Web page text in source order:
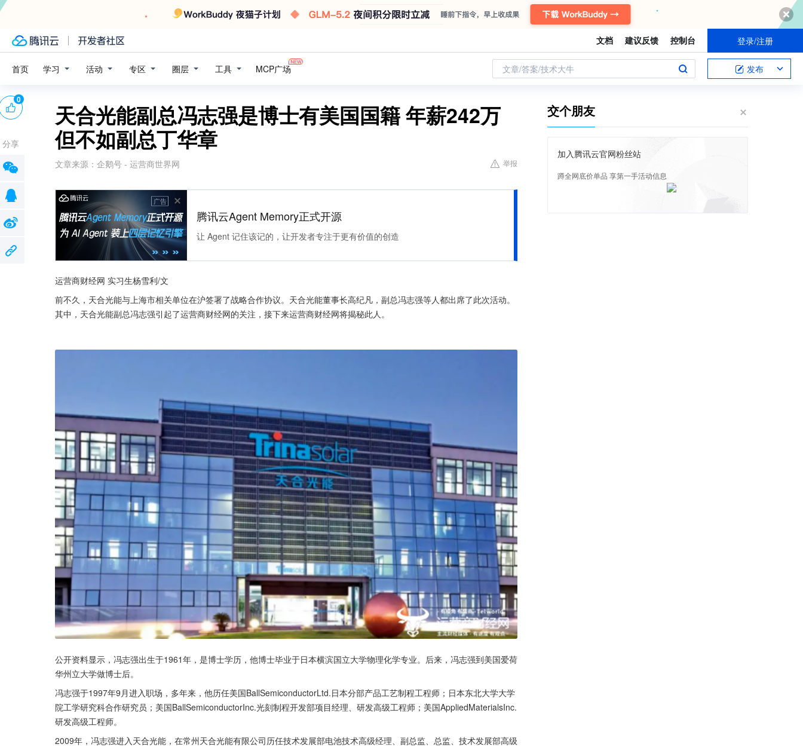
文档 建议反馈 控制台 登录/注册
首页 学习 活动 专区 圈层 工具 MCP广场 文章/答案/技术大牛 发布
天合光能副总冯志强是博士有美国国籍 年薪242万
但不如副总丁华章
文章来源： 企鹅号 - 运营商世界网 举报
广告
腾讯云Agent Memory正式开源
让 Agent 记住该记的，让开发者专注于更有价值的创造
运营商财经网 实习生杨雪利/文
前不久，天合光能与上海市相关单位在沪签署了战略合作协议。天合光能董事长高纪凡，副总冯志强等人都出席了此次活动。
其中，天合光能副总冯志强引起了运营商财经网的关注，接下来运营商财经网将揭秘此人。
公开资料显示，冯志强出生于1961年，是博士学历，他博士毕业于日本横滨国立大学物理化学专业。后来，冯志强到美国爱荷
华州立大学做博士后。
冯志强于1997年9月进入职场，多年来，他历任美国BallSemiconductorLtd.日本分部产品工艺制程工程师；日本东北大学大学
院工学研究科合作研究员；美国BallSemiconductorInc.光刻制程开发部项目经理、研发高级工程师；美国AppliedMaterialsInc.
研发高级工程师。
2009年，冯志强进入天合光能，在常州天合光能有限公司历任技术发展部电池技术高级经理、副总监、总监、技术发展部高级
0
分享
交个朋友
加入腾讯云官网粉丝站
蹲全网底价单品 享第一手活动信息